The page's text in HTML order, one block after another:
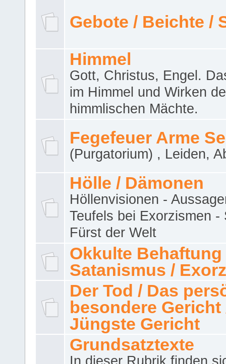
Gebote / Beichte /
Himmel
Gott, Christus, Engel.
im Himmel und Wirken
himmlischen Mächte.
Fegefeuer Arme
(Purgatorium) , Leiden,
Hölle / Dämonen
Höllenvisionen -
Teufels bei Exorzismen -
Fürst der Welt
Okkulte Behaftung
Satanismus /
Der Tod / Das
besondere Gericht
Jüngste Gericht
Grundsatztexte
In dieser Rubrik finden